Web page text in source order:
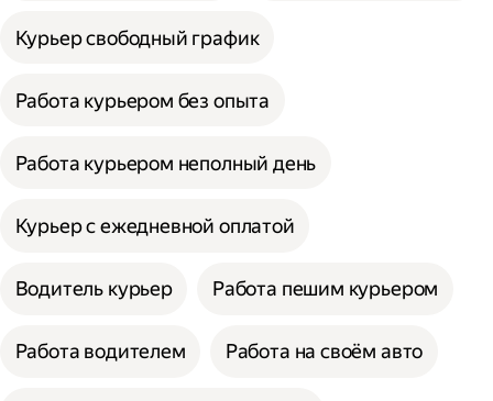
Курьер свободный график
Работа курьером без опыта
Работа курьером неполный день
Курьер с ежедневной оплатой
Водитель курьер Работа пешим курьером
Работа водителем Работа на своём авто